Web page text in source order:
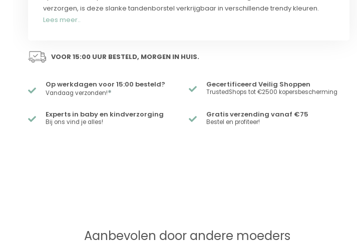
verzorgen, is deze slanke tandenborstel verkrijgbaar in verschillende trendy kleuren.
Lees meer..
VOOR 15:00 UUR BESTELD, MORGEN IN HUIS.
Op werkdagen voor 15:00 besteld?
Vandaag verzonden!*
Gecertificeerd Veilig Shoppen
TrustedShops tot €2500 kopersbescherming
Experts in baby en kindverzorging
Bij ons vind je alles!
Gratis verzending vanaf €75
Bestel en profiteer!
Aanbevolen door andere moeders